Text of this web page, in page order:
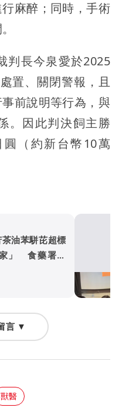
麻醉；同時，手術
判長今泉愛於2025
置、關閉警報，且
前說明等行為，與
。因此判決飼主勝
（約新台幣10萬
油苯駢芘超標
」 食藥署回
言 ▼
獸醫